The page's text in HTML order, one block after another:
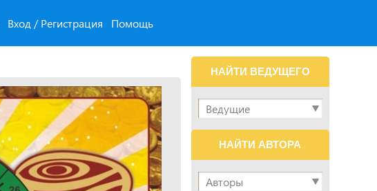
Вход / Регистрация Помощь
НАЙТИ ВЕДУЩЕГО
НАЙТИ АВТОРА